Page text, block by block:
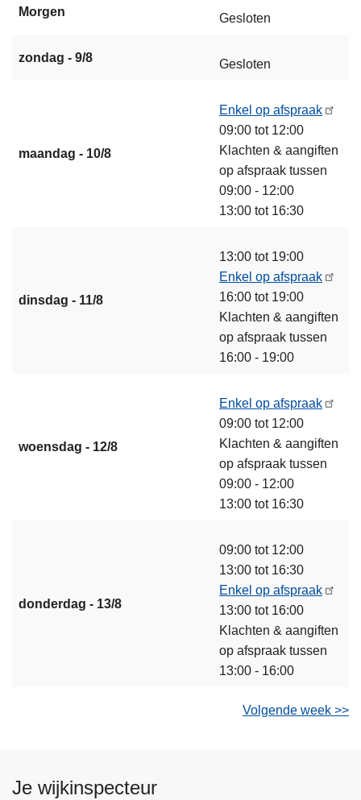
Morgen Gesloten
zondag - 9/8 Gesloten
maandag - 10/8
Enkel op afspraak
09:00 tot 12:00
Klachten & aangiften
op afspraak tussen
09:00 - 12:00
13:00 tot 16:30
dinsdag - 11/8
13:00 tot 19:00
Enkel op afspraak
16:00 tot 19:00
Klachten & aangiften
op afspraak tussen
16:00 - 19:00
woensdag - 12/8
Enkel op afspraak
09:00 tot 12:00
Klachten & aangiften
op afspraak tussen
09:00 - 12:00
13:00 tot 16:30
donderdag - 13/8
09:00 tot 12:00
13:00 tot 16:30
Enkel op afspraak
13:00 tot 16:00
Klachten & aangiften
op afspraak tussen
13:00 - 16:00
Volgende week >>
Je wijkinspecteur